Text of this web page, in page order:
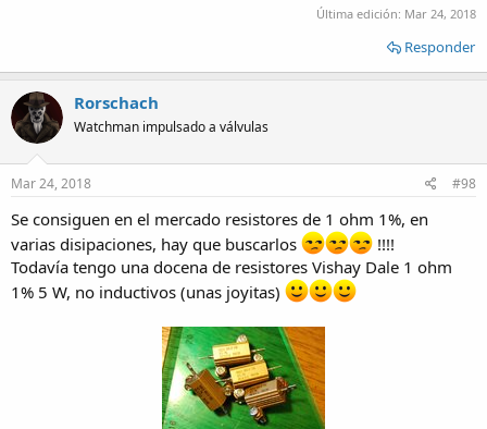
Última edición: Mar 24, 2018
Responder
Rorschach
Watchman impulsado a válvulas
Mar 24, 2018 #98
Se consiguen en el mercado resistores de 1 ohm 1%, en
varias disipaciones, hay que buscarlos
!!!!
Todavía tengo una docena de resistores Vishay Dale 1 ohm
1% 5 W, no inductivos (unas joyitas)